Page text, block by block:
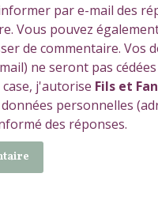
par e-mail des
Vous pouvez
de commentaire. Vos
ne seront pas
j'autorise Fils et
personnelles
des réponses.